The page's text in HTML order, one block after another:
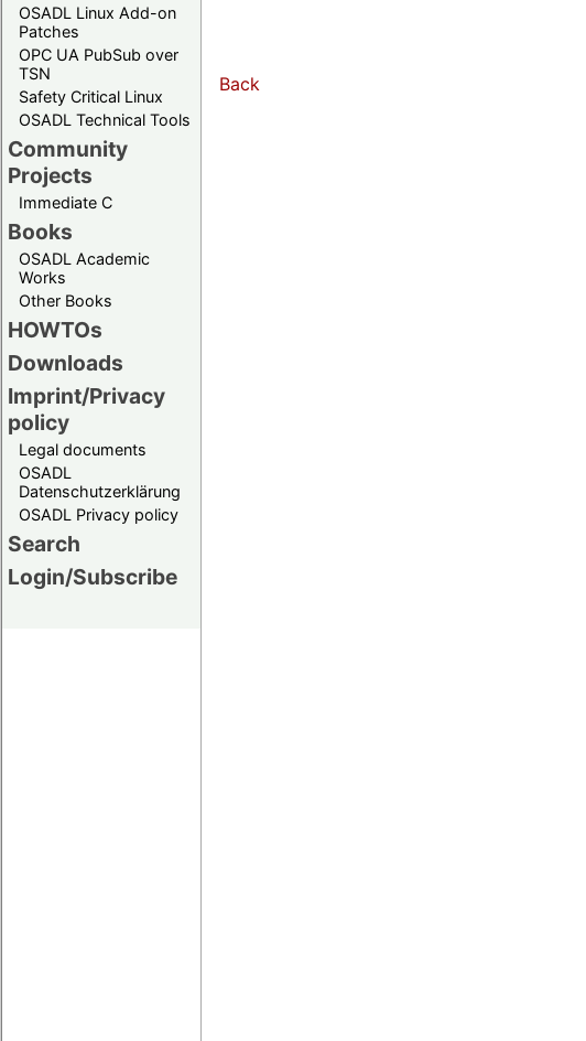
OSADL Linux Add-on
Patches
OPC UA PubSub over
TSN
Safety Critical Linux
OSADL Technical Tools
Community
Projects
Immediate C
Books
OSADL Academic
Works
Other Books
HOWTOs
Downloads
Imprint/Privacy
policy
Legal documents
OSADL
Datenschutzerklärung
OSADL Privacy policy
Search
Login/Subscribe
Back